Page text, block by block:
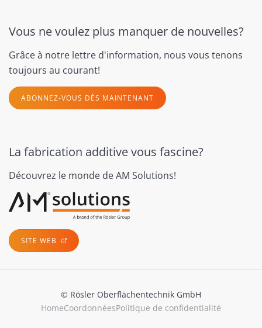
Vous ne voulez plus manquer de nouvelles?
Grâce à notre lettre d'information, nous vous tenons
toujours au courant!
ABONNEZ-VOUS DÈS MAINTENANT
La fabrication additive vous fascine?
Découvrez le monde de AM Solutions!
SITE WEB
© Rösler Oberflächentechnik GmbH
HomeCoordonnéesPolitique de confidentialité